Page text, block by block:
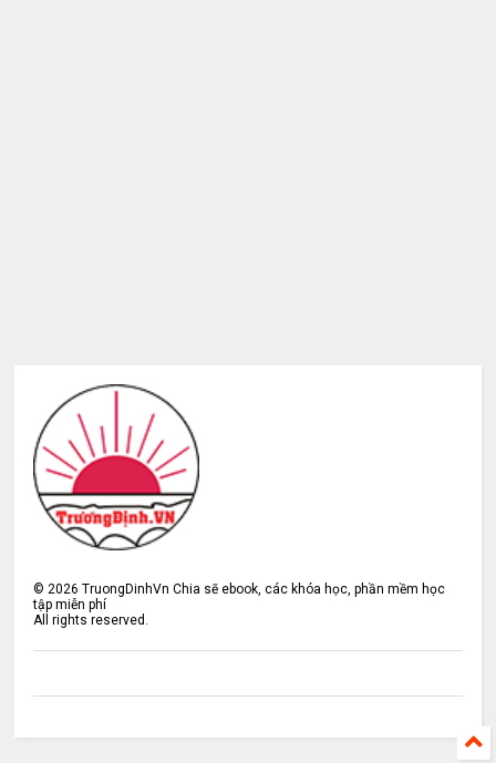
©2026 TruongDinhVn Chia sẽ ebook, các khóa học, phần mềm học
tập miễn phí
All rights reserved.